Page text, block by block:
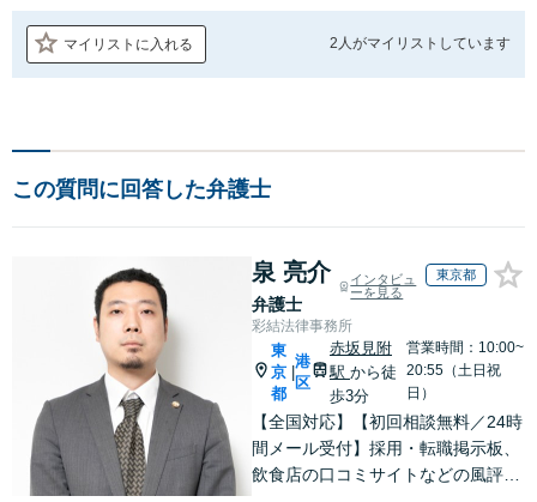
マイリストに入れる 2人がマイリストしています
この質問に回答した弁護士
泉 亮介
弁護士
インタビュ
ーを見る
東京都
彩結法律事務所
東
京
都
港
区
赤坂見附
駅 から徒
歩3分
営業時間：10:00~
20:55（土日祝
日）
【全国対応】【初回相談無料／24時
間メール受付】採用・転職掲示板、
飲食店の口コミサイトなどの風評被